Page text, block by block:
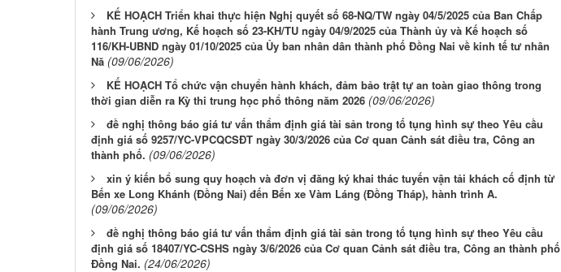
KẾ HOẠCH Triển khai thực hiện Nghị quyết số 68-NQ/TW ngày 04/5/2025 của Ban Chấp
hành Trung ương, Kế hoạch số 23-KH/TU ngày 04/9/2025 của Thành ủy và Kế hoạch số
116/KH-UBND ngày 01/10/2025 của Ủy ban nhân dân thành phố Đồng Nai về kinh tế tư nhân
Nă (09/06/2026)
KẾ HOẠCH Tổ chức vận chuyển hành khách, đảm bảo trật tự an toàn giao thông trong
thời gian diễn ra Kỳ thi trung học phổ thông năm 2026 (09/06/2026)
đề nghị thông báo giá tư vấn thẩm định giá tài sản trong tố tụng hình sự theo Yêu cầu
định giá số 9257/YC-VPCQCSĐT ngày 30/3/2026 của Cơ quan Cảnh sát điều tra, Công an
thành phố. (09/06/2026)
xin ý kiến bổ sung quy hoạch và đơn vị đăng ký khai thác tuyến vận tải khách cố định từ
Bến xe Long Khánh (Đồng Nai) đến Bến xe Vàm Láng (Đồng Tháp), hành trình A.
(09/06/2026)
đề nghị thông báo giá tư vấn thẩm định giá tài sản trong tố tụng hình sự theo Yêu cầu
định giá số 18407/YC-CSHS ngày 3/6/2026 của Cơ quan Cảnh sát điều tra, Công an thành phố
Đồng Nai. (24/06/2026)